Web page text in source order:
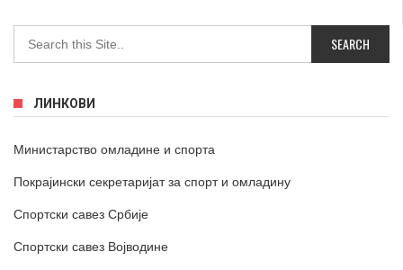
ЛИНКОВИ
Министарство омладине и спорта
Покрајински секретаријат за спорт и омладину
Спортски савез Србије
Спортски савез Војводине